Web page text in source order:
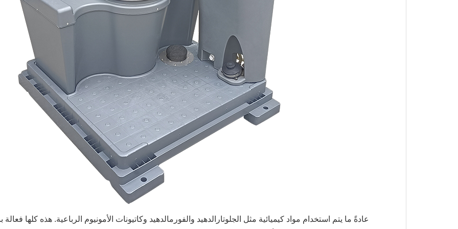
عادةً ما يتم استخدام مواد كيميائية مثل الجلوتارالدهيد والفورمالدهيد وكاتيونات الأمونيوم الرباعية. هذه كلها